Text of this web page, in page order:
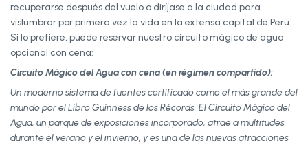
recuperarse después del vuelo o diríjase a la ciudad para
vislumbrar por primera vez la vida en la extensa capital de Perú.
Si lo prefiere, puede reservar nuestro circuito mágico de agua
opcional con cena:
Circuito Mágico del Agua con cena (en régimen compartido):
Un moderno sistema de fuentes certificado como el más grande del
mundo por el Libro Guinness de los Récords. El Circuito Mágico del
Agua, un parque de exposiciones incorporado, atrae a multitudes
durante el verano y el invierno, y es una de las nuevas atracciones